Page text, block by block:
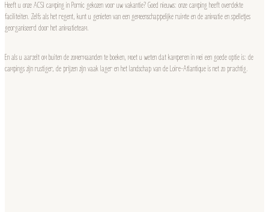
Heeft u onze ACSI camping in Pornic gekozen voor uw vakantie? Goed nieuws: onze camping heeft overdekte
faciliteiten. Zelfs als het regent, kunt u genieten van een gemeenschappelijke ruimte en de animatie en spelletjes
georganiseerd door het animatieteam.
En als u aarzelt om buiten de zomermaanden te boeken, moet u weten dat kamperen in mei een goede optie is: de
campings zijn rustiger, de prijzen zijn vaak lager en het landschap van de Loire-Atlantique is net zo prachtig.